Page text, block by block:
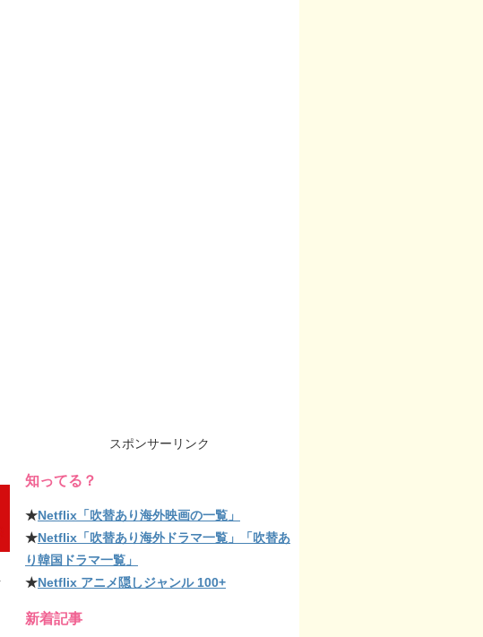
スポンサーリンク
知ってる？
★Netflix「吹替あり海外映画の一覧」
★Netflix「吹替あり海外ドラマ一覧」「吹替あ
り韓国ドラマ一覧」
★Netflix アニメ隠しジャンル 100+
新着記事